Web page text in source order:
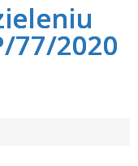
77/2020